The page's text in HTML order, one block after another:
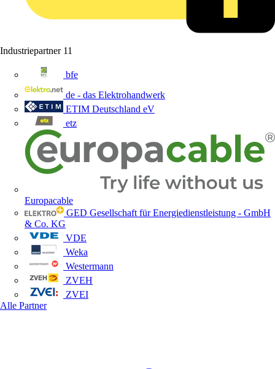
Industriepartner 11
bfe
de - das Elektrohandwerk
ETIM Deutschland eV
etz
Europacable
GED Gesellschaft für Energiedienstleistung - GmbH
& Co. KG
VDE
Weka
Westermann
ZVEH
ZVEI
Alle Partner